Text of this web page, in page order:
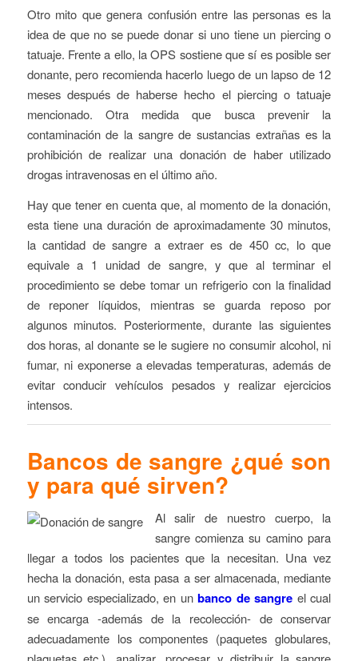
Otro mito que genera confusión entre las personas es la
idea de que no se puede donar si uno tiene un piercing o
tatuaje. Frente a ello, la OPS sostiene que sí es posible ser
donante, pero recomienda hacerlo luego de un lapso de 12
meses después de haberse hecho el piercing o tatuaje
mencionado. Otra medida que busca prevenir la
contaminación de la sangre de sustancias extrañas es la
prohibición de realizar una donación de haber utilizado
drogas intravenosas en el último año.
Hay que tener en cuenta que, al momento de la donación,
esta tiene una duración de aproximadamente 30 minutos,
la cantidad de sangre a extraer es de 450 cc, lo que
equivale a 1 unidad de sangre, y que al terminar el
procedimiento se debe tomar un refrigerio con la finalidad
de reponer líquidos, mientras se guarda reposo por
algunos minutos. Posteriormente, durante las siguientes
dos horas, al donante se le sugiere no consumir alcohol, ni
fumar, ni exponerse a elevadas temperaturas, además de
evitar conducir vehículos pesados y realizar ejercicios
intensos.
Bancos de sangre ¿qué son
y para qué sirven?
Al salir de nuestro cuerpo, la
sangre comienza su camino para
llegar a todos los pacientes que la necesitan. Una vez
hecha la donación, esta pasa a ser almacenada, mediante
un servicio especializado, en unbanco de sangre el cual
se encarga -además de la recolección- de conservar
adecuadamente los componentes (paquetes globulares,